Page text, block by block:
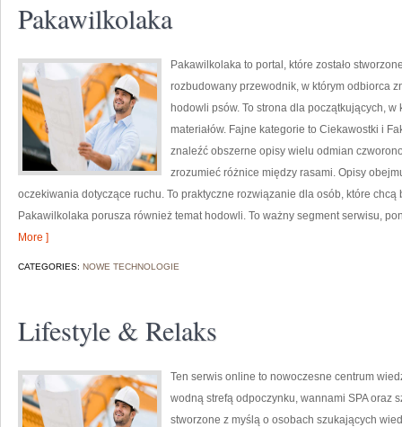
Pakawilkolaka
Pakawilkolaka to portal, które zostało
rozbudowany przewodnik, w którym odbiorca
hodowli psów. To strona dla początkujących,
materiałów. Fajne kategorie to Ciekawostki i
znaleźć obszerne opisy wielu odmian
zrozumieć różnice między rasami. Opisy
oczekiwania dotyczące ruchu. To praktyczne rozwiązanie dla osób, które
Pakawilkolaka porusza również temat hodowli. To ważny segment serwisu,
More ]
CATEGORIES: NOWE TECHNOLOGIE
Lifestyle & Relaks
Ten serwis online to nowoczesne centrum
wodną strefą odpoczynku, wannami SPA oraz
stworzone z myślą o osobach szukających